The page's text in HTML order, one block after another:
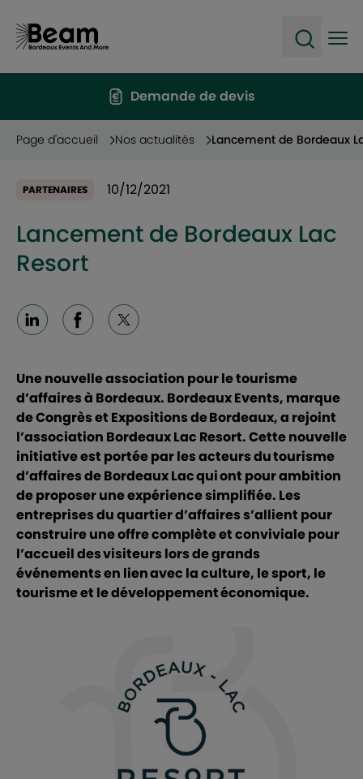
Demande de devis
Page d'accueil Nos actualités Lancement de Bordeaux
PARTENAIRES 10/12/2021
Lancement de Bordeaux Lac
Resort
LinkedinFacebook
X
Une nouvelle association pour le tourisme
d’affaires à Bordeaux. Bordeaux Events, marque
de Congrès et Expositions de Bordeaux, a rejoint
l’association Bordeaux Lac Resort. Cette nouvelle
initiative est portée par les acteurs du tourisme
d’affaires de Bordeaux Lac qui ont pour ambition
de proposer une expérience simplifiée. Les
entreprises du quartier d’affaires s’allient pour
construire une offre complète et conviviale pour
l’accueil des visiteurs lors de grands
événements en lien avec la culture, le sport, le
tourisme et le développement économique.